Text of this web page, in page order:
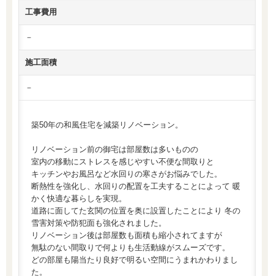
工事費用
－
施工面積
－
築50年の和風住宅を減築リノベーション。
リノベーション前の御宅は部屋数は多いものの
室内の移動にストレスを感じやすい不便な間取りと
キッチンやお風呂など水回りの寒さがお悩みでした。
断熱性を強化し、水回りの配置を工夫することによって 暖
かく快適な暮らしを実現。
道路に面してた玄関の位置を奥に設置したことにより 冬の
雪害対策や防犯面も強化されました。
リノベーション後は部屋数も面積も縮小されてますが
無駄のない間取りで何よりも生活動線がスムーズです。
どの部屋も陽当たり良好で明るい空間にうまれかわりまし
た。